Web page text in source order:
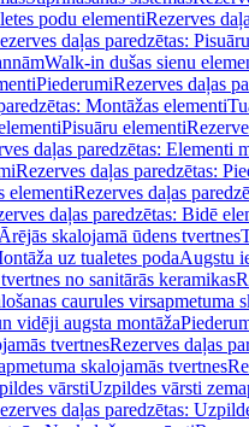
podu elementiRezerves
daļas paredzētas:
Walk-in dušas sienu
PiederumiRezerves daļas
Montāžas elementi
Pisuāru elementi
daļas paredzētas: Elementi
Rezerves daļas paredzētas:
elementiRezerves daļas
daļas paredzētas: Bidē
Ārējās skalojamā ūdens tvertnes
uz tualetes podaAugstu
no sanitārās keramikas
caurules virsapmetuma
vidēji augsta montāža
tvertnesRezerves daļas
skalojamās tvertnes
vārstiUzpildes vārsti
daļas paredzētas: